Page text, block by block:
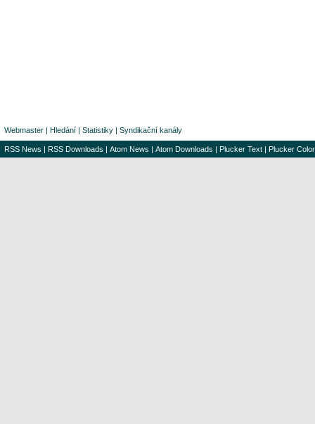
Webmaster | Hledání | Statistiky | Syndikační kanály
RSS News | RSS Downloads | Atom News | Atom Downloads | Plucker Text | Plucker Color